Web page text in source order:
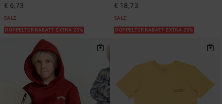
€ 6,73
SALE
DOPPELTER RABATT EXTRA 25%
€ 18,73
SALE
DOPPELTER RABATT EXTRA 25%